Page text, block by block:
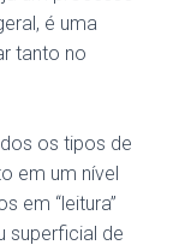
é uma
tanto no
os tipos de
em um nível
em “leitura”
superficial de